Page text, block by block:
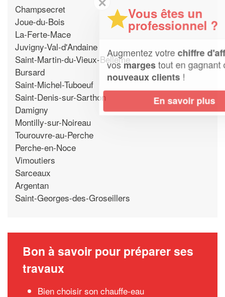
Champsecret
Joue-du-Bois
La-Ferte-Mace
Juvigny-Val-d'Andaine
Saint-Martin-du-Vieux-Belleme
Bursard
Saint-Michel-Tuboeuf
Saint-Denis-sur-Sarthon
Damigny
Montilly-sur-Noireau
Tourouvre-au-Perche
Perche-en-Noce
Vimoutiers
Sarceaux
Argentan
Saint-Georges-des-Groseillers
Bon à savoir pour préparer ses
travaux
Bien choisir son chauffe-eau
Vous êtes un
professionnel ?
Augmentez votrechiffre d'affaireset
vosmargestout en gagnant de
nouveaux clients!
En savoir plus